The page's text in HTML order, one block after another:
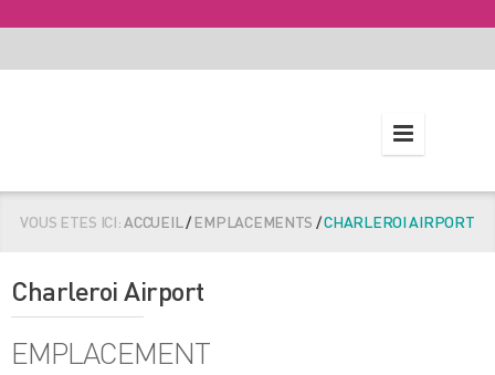
VOUS ETES ICI:ACCUEIL/EMPLACEMENTS /CHARLEROI AIRPORT
Charleroi Airport
EMPLACEMENT